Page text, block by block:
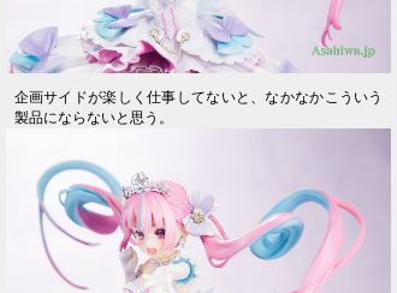
企画サイドが楽しく仕事してないと、なかなかこういう
製品にならないと思う。